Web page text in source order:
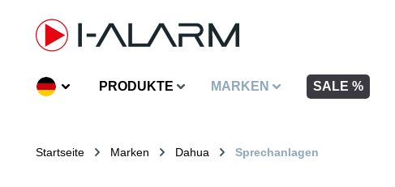
springen
PRODUKTE MARKEN SALE %
Startseite Marken Dahua Sprechanlagen